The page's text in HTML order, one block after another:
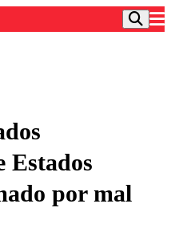
Estados
por mal